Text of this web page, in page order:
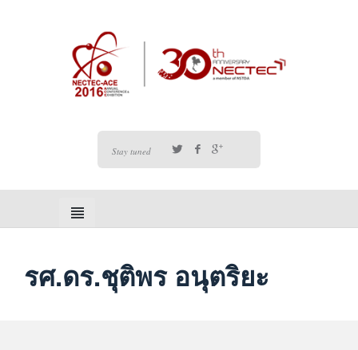
Stay tuned
รศ.ดร.ชุติพร อนุตริยะ